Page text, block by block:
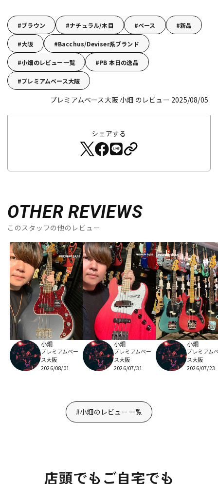
ブラウン ナチュラル/木目 ベース 新品
大阪 Bacchus/Deviser系ブランド
小畑のレビュー一覧 PB 本日の逸品
プレミアムベース大阪
プレミアムベース大阪 小畑 のレビュー 2025/08/05
シェアする
OTHER REVIEWS
このスタッフの他のレビュー
小畑
プレミアムベー
ス大阪
2026/08/01
小畑
プレミアムベー
ス大阪
2026/07/31
小畑
プレミアム
ス大阪
2026/07/23
#小畑のレビュー一覧